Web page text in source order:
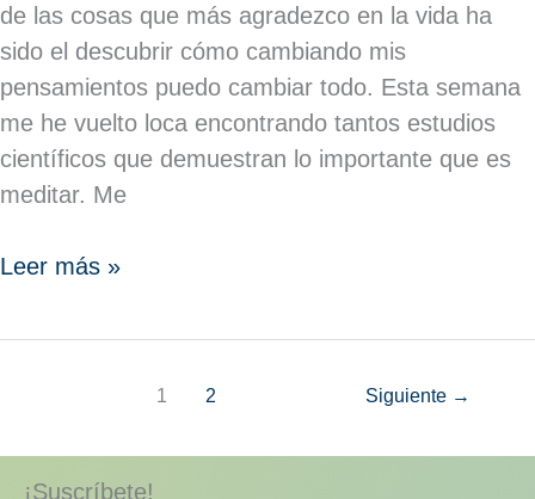
de las cosas que más agradezco en la vida ha
sido el descubrir cómo cambiando mis
pensamientos puedo cambiar todo. Esta semana
me he vuelto loca encontrando tantos estudios
científicos que demuestran lo importante que es
meditar. Me
Leer más »
1 2 Siguiente →
¡Suscríbete!